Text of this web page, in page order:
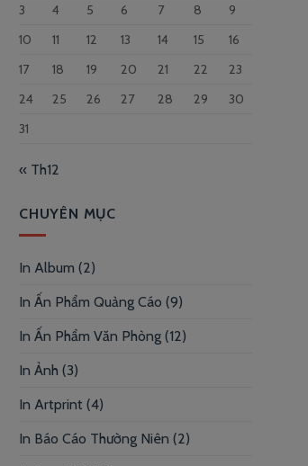
3
4 5 6 7 8
9
10
11 12 13 14 15
16
17
18 19 20 21 22
23
24
25 26 27 28 29
30
31
« Th12
CHUYÊN MỤC
In Album (2)
In Ấn Phẩm Quảng Cáo (9)
In Ấn Phẩm Văn Phòng (12)
In Ảnh (3)
In Artprint (4)
In Báo Cáo Thường Niên (2)